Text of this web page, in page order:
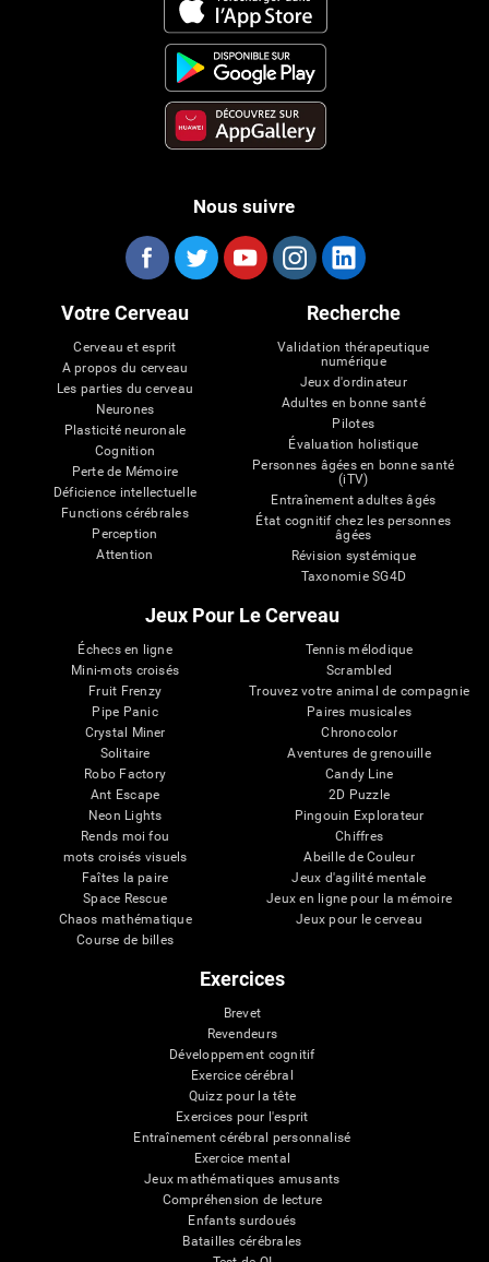
Nous suivre
Votre Cerveau
Cerveau et esprit
A propos du cerveau
Les parties du cerveau
Neurones
Plasticité neuronale
Cognition
Perte de Mémoire
Déficience intellectuelle
Functions cérébrales
Perception
Attention
Recherche
Validation thérapeutique
numérique
Jeux d'ordinateur
Adultes en bonne santé
Pilotes
Évaluation holistique
Personnes âgées en bonne santé
(iTV)
Entraînement adultes âgés
État cognitif chez les personnes
âgées
Révision systémique
Taxonomie SG4D
Jeux Pour Le Cerveau
Échecs en ligne
Mini-mots croisés
Fruit Frenzy
Pipe Panic
Crystal Miner
Solitaire
Robo Factory
Ant Escape
Neon Lights
Rends moi fou
mots croisés visuels
Faîtes la paire
Space Rescue
Chaos mathématique
Course de billes
Tennis mélodique
Scrambled
Trouvez votre animal de compagnie
Paires musicales
Chronocolor
Aventures de grenouille
Candy Line
2D Puzzle
Pingouin Explorateur
Chiffres
Abeille de Couleur
Jeux d'agilité mentale
Jeux en ligne pour la mémoire
Jeux pour le cerveau
Exercices
Brevet
Revendeurs
Développement cognitif
Exercice cérébral
Quizz pour la tête
Exercices pour l'esprit
Entraînement cérébral personnalisé
Exercice mental
Jeux mathématiques amusants
Compréhension de lecture
Enfants surdoués
Batailles cérébrales